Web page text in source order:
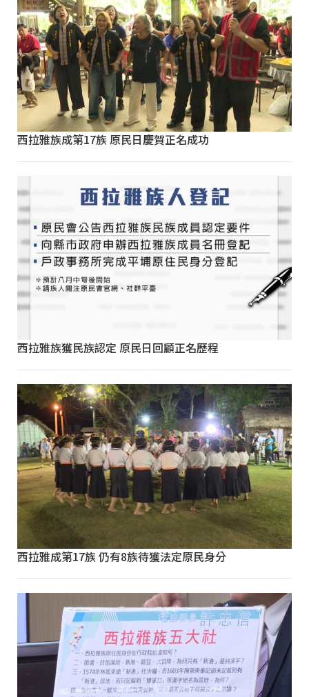
西拉雅族成第17族 原民日慶賀正名成功
西拉雅族獲民族認定 原民日回顧正名歷程
西拉雅成第17族 仍有8族待獲法定原民身分